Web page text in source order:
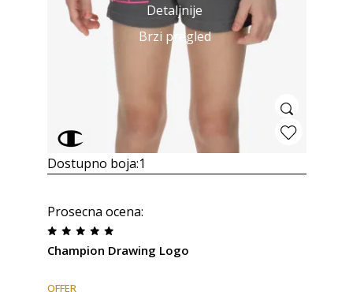
Detaljnije
Brzi pregled
Dostupno boja:1
Prosecna ocena:
Champion Drawing Logo
OFFER